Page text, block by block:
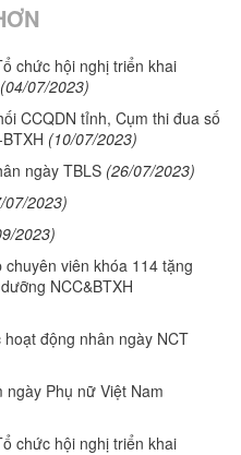
chức hội nghị triển khai
(04/07/2023)
CCQDN tỉnh, Cụm thi đua số
(10/07/2023)
ngày TBLS (26/07/2023)
07/2023)
2023)
viên khóa 114 tặng
NCC&BTXH
động nhân ngày NCT
Phụ nữ Việt Nam
chức hội nghị triển khai